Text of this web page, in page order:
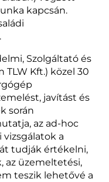
kapcsán.
Szolgáltató és
TLW Kft.) közel 30
javítást és
során
az ad-hoc
a
tudják értékelni,
az üzemeltetési,
teszik lehetővé a